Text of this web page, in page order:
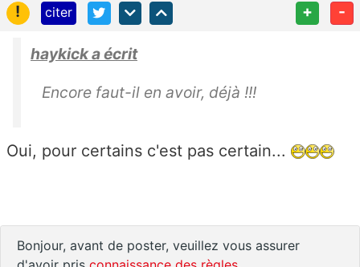
!
citer + -
haykick a écrit
Encore faut-il en avoir, déjà !!!
Oui, pour certains c'est pas certain...
Bonjour, avant de poster, veuillez vous assurer